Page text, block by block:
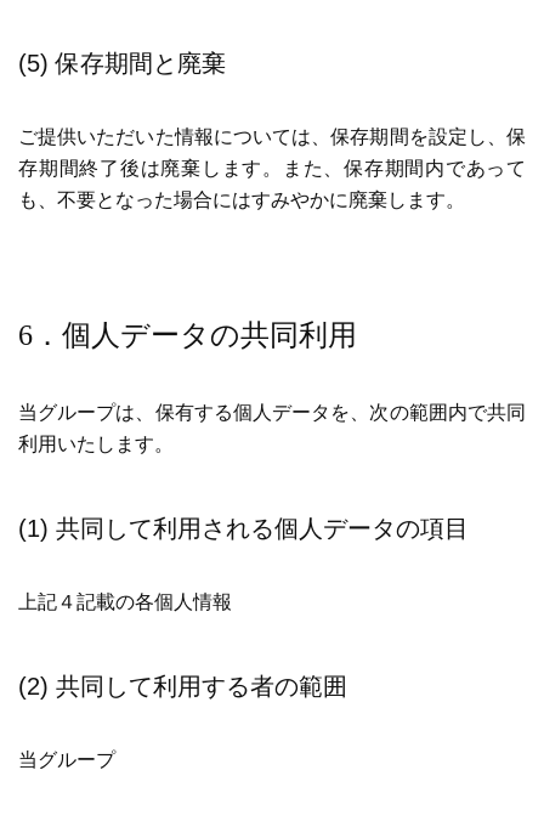
(5) 保存期間と廃棄
ご提供いただいた情報については、保存期間を設定し、保
存期間終了後は廃棄します。また、保存期間内であって
も、不要となった場合にはすみやかに廃棄します。
6．個人データの共同利用
当グループは、保有する個人データを、次の範囲内で共同
利用いたします。
(1) 共同して利用される個人データの項目
上記４記載の各個人情報
(2) 共同して利用する者の範囲
当グループ